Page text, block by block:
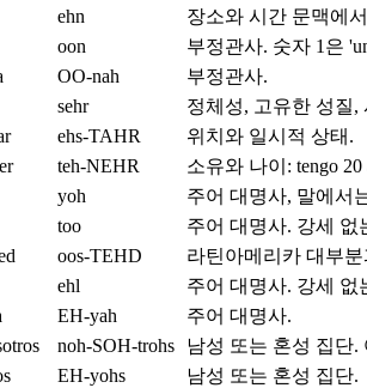
ehn
장소와 시간 문맥에
oon
부정관사. 숫자 1은
OO-nah
부정관사.
sehr
정체성, 고유한 성질,
ehs-TAHR
위치와 일시적 상태.
teh-NEHR
소유와 나이: tengo 20
yoh
주어 대명사, 말에서
too
주어 대명사. 강세 없
oos-TEHD
라틴아메리카 대부
ehl
주어 대명사. 강세 없
EH-yah
주어 대명사.
noh-SOH-trohs
남성 또는 혼성 집단.
EH-yohs
남성 또는 혼성 집단.